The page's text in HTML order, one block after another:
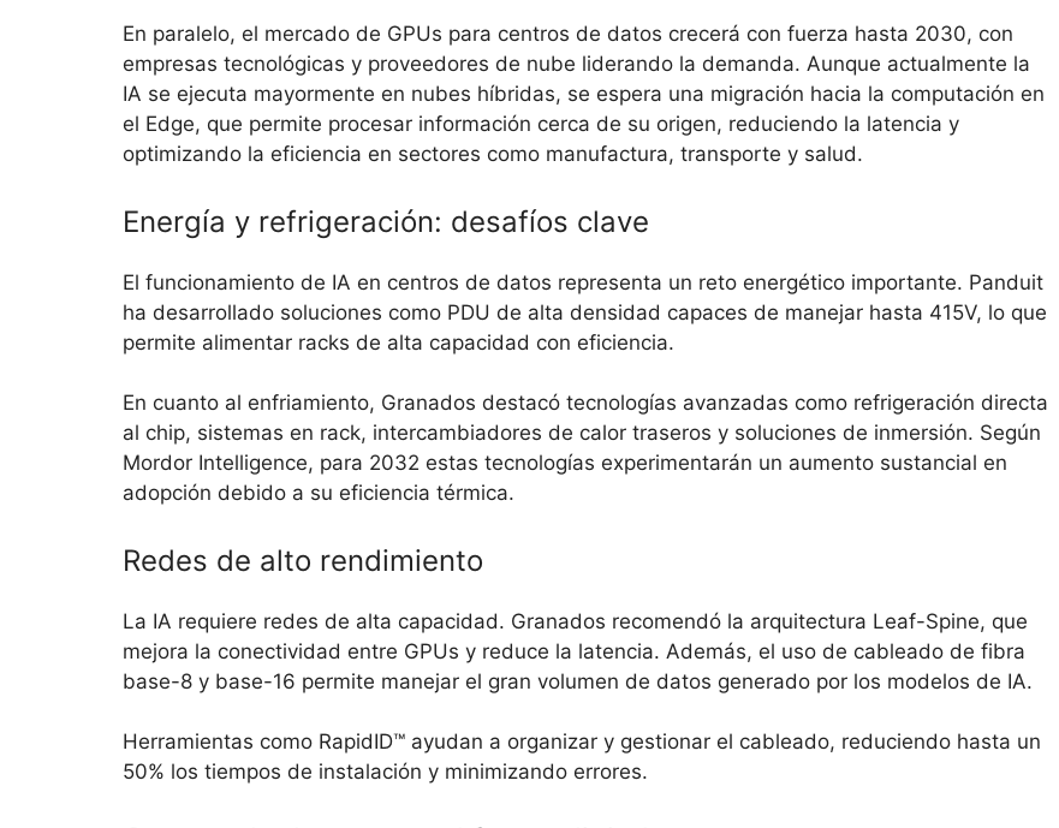
En paralelo, el mercado de GPUs para centros de datos crecerá con fuerza hasta 2030, con
empresas tecnológicas y proveedores de nube liderando la demanda. Aunque actualmente la
IA se ejecuta mayormente en nubes híbridas, se espera una migración hacia la computación en
el Edge, que permite procesar información cerca de su origen, reduciendo la latencia y
optimizando la eficiencia en sectores como manufactura, transporte y salud.
Energía y refrigeración: desafíos clave
El funcionamiento de IA en centros de datos representa un reto energético importante. Panduit
ha desarrollado soluciones como PDU de alta densidad capaces de manejar hasta 415V, lo que
permite alimentar racks de alta capacidad con eficiencia.
En cuanto al enfriamiento, Granados destacó tecnologías avanzadas como refrigeración directa
al chip, sistemas en rack, intercambiadores de calor traseros y soluciones de inmersión. Según
Mordor Intelligence, para 2032 estas tecnologías experimentarán un aumento sustancial en
adopción debido a su eficiencia térmica.
Redes de alto rendimiento
La IA requiere redes de alta capacidad. Granados recomendó la arquitectura Leaf-Spine, que
mejora la conectividad entre GPUs y reduce la latencia. Además, el uso de cableado de fibra
base-8 y base-16 permite manejar el gran volumen de datos generado por los modelos de IA.
Herramientas como RapidID™ ayudan a organizar y gestionar el cableado, reduciendo hasta un
50% los tiempos de instalación y minimizando errores.